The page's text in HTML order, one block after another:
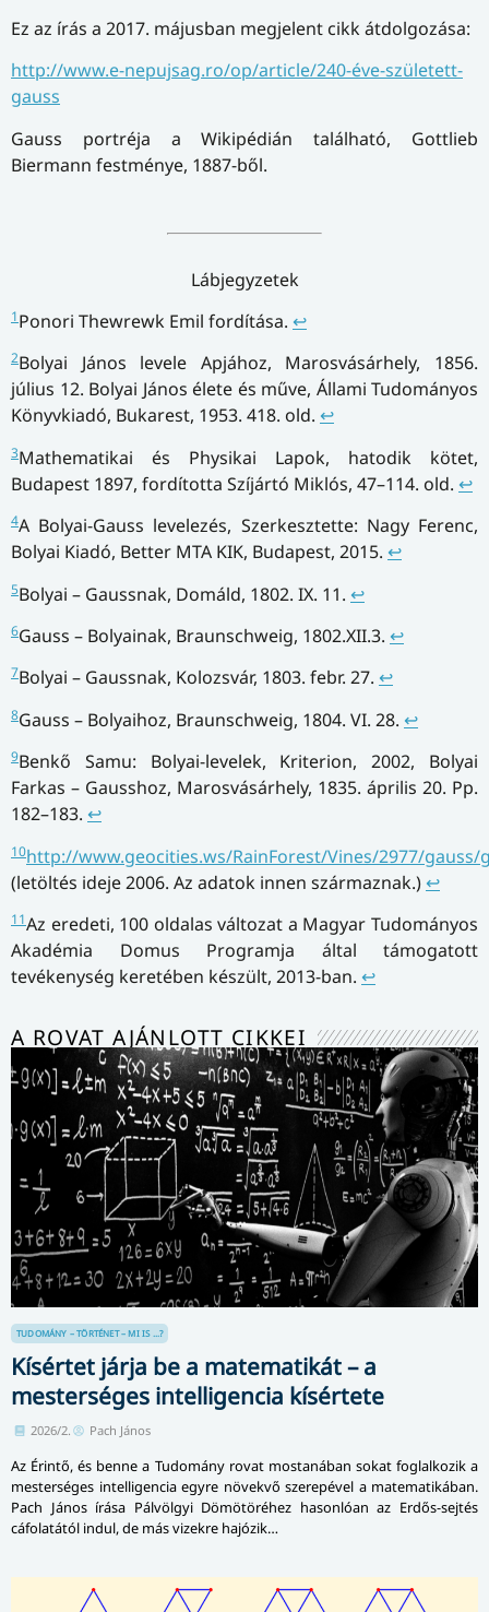
Ez az írás a 2017. májusban megjelent cikk átdolgozása:
http://www.e-nepujsag.ro/op/article/240-éve-született-
gauss
Gauss portréja a Wikipédián található, Gottlieb
Biermann festménye, 1887-ből.
Lábjegyzetek
1Ponori Thewrewk Emil fordítása. ↩
2Bolyai János levele Apjához, Marosvásárhely, 1856.
július 12. Bolyai János élete és műve, Állami Tudományos
Könyvkiadó, Bukarest, 1953. 418. old. ↩
3Mathematikai és Physikai Lapok, hatodik kötet,
Budapest 1897, fordította Szíjártó Miklós, 47–114. old. ↩
4A Bolyai-Gauss levelezés, Szerkesztette: Nagy Ferenc,
Bolyai Kiadó, Better MTA KIK, Budapest, 2015. ↩
5Bolyai – Gaussnak, Domáld, 1802. IX. 11. ↩
6Gauss – Bolyainak, Braunschweig, 1802.XII.3. ↩
7Bolyai – Gaussnak, Kolozsvár, 1803. febr. 27. ↩
8Gauss – Bolyaihoz, Braunschweig, 1804. VI. 28. ↩
9Benkő Samu: Bolyai-levelek, Kriterion, 2002, Bolyai
Farkas – Gausshoz, Marosvásárhely, 1835. április 20. Pp.
182–183. ↩
10http://www.geocities.ws/RainForest/Vines/2977/gauss/
(letöltés ideje 2006. Az adatok innen származnak.) ↩
11Az eredeti, 100 oldalas változat a Magyar Tudományos
Akadémia Domus Programja által támogatott
tevékenység keretében készült, 2013-ban. ↩
A ROVAT AJÁNLOTT CIKKEI
TUDOMÁNY – TÖRTÉNET – MI IS ...?
Kísértet járja be a matematikát – a
mesterséges intelligencia kísértete
2026/2. Pach János
Az Érintő, és benne a Tudomány rovat mostanában sokat foglalkozik a
mesterséges intelligencia egyre növekvő szerepével a matematikában.
Pach János írása Pálvölgyi Dömötöréhez hasonlóan az Erdős-sejtés
cáfolatától indul, de más vizekre hajózik…